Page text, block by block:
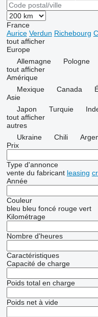
France
Aurice Verdun Richebourg
tout afficher
Europe
Allemagne
Pologne
tout afficher
Amérique
Mexique
Canada
Asie
Japon
Turquie
tout afficher
autres
Ukraine
Chili
Prix
Type d'annonce
vente du fabricant leasing
Année
Couleur
bleu bleu foncé rouge vert
Kilométrage
Nombre d'heures
Caractéristiques
Capacité de charge
Poids total en charge
Poids net à vide